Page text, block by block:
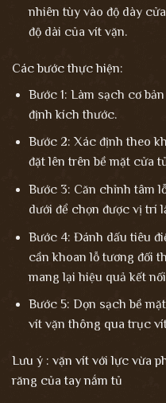
nhiên tùy vào độ dày
độ dài của vít vặn.
Các bước thực hiện:
Bước 1: Làm sạch cơ
định kích thước.
Bước 2: Xác định theo
đặt lên trên bề mặt cửa
Bước 3: Căn chỉnh tâm
dưới để chọn được vị trí
Bước 4: Đánh dấu tiêu
cần khoan lỗ tương đối
mang lại hiệu quả kết
Bước 5: Dọn sạch bề
vít vặn thông qua trục
Lưu ý : vặn vít với lực vừa
răng của tay nắm tủ